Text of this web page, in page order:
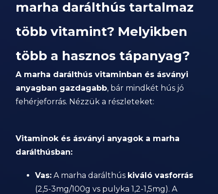
marha darálthús tartalmaz
több vitamint? Melyikben
több a hasznos tápanyag?
A marha darálthús vitaminban és ásványi
anyagban gazdagabb, bár mindkét hús jó
fehérjeforrás. Nézzük a részleteket:
Vitaminok és ásványi anyagok a marha
darálthúsban:
Vas: A marha darálthús kiváló vasforrás
(2,5-3mg/100g vs pulyka 1,2-1,5mg). A